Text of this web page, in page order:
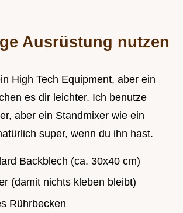
Ausrüstung nutzen
High Tech Equipment, aber ein
es dir leichter. Ich benutze
aber ein Standmixer wie ein
super, wenn du ihn hast.
Backblech (ca. 30x40 cm)
(damit nichts kleben bleibt)
Rührbecken